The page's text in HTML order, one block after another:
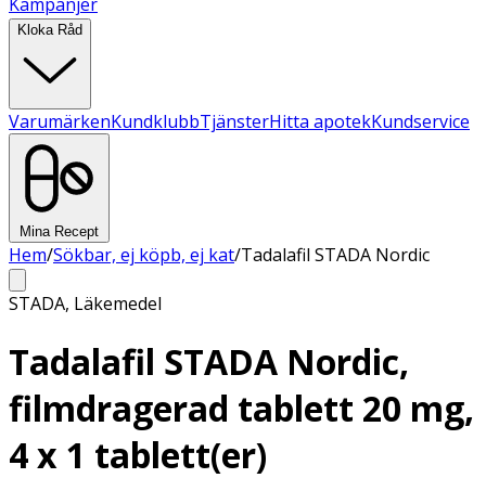
Kloka Råd
VarumärkenKundklubbTjänsterHitta apotekKundservice
Mina Recept
Hem/Sökbar, ej köpb, ej kat/Tadalafil STADA Nordic
STADA, Läkemedel
Tadalafil STADA Nordic,
filmdragerad tablett 20 mg,
4 x 1 tablett(er)